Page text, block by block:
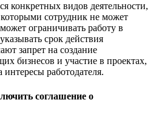
конкретных видов деятельности,
сотрудник не может
ограничивать работу в
срок действия
запрет на создание
бизнесов и участие в проектах,
работодателя.
соглашение о